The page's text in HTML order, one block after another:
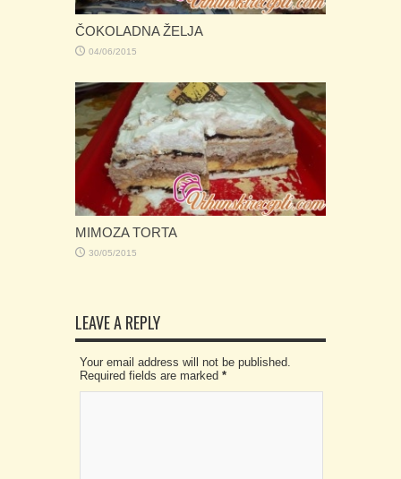
ČOKOLADNA ŽELJA
04/06/2015
MIMOZA TORTA
30/05/2015
LEAVE A REPLY
Your email address will not be published.
Required fields are marked *